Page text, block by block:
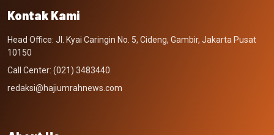
Kontak Kami
Head Office: Jl. Kyai Caringin No. 5, Cideng, Gambir, Jakarta Pusat
10150
Call Center: (021) 3483440
redaksi@hajiumrahnews.com